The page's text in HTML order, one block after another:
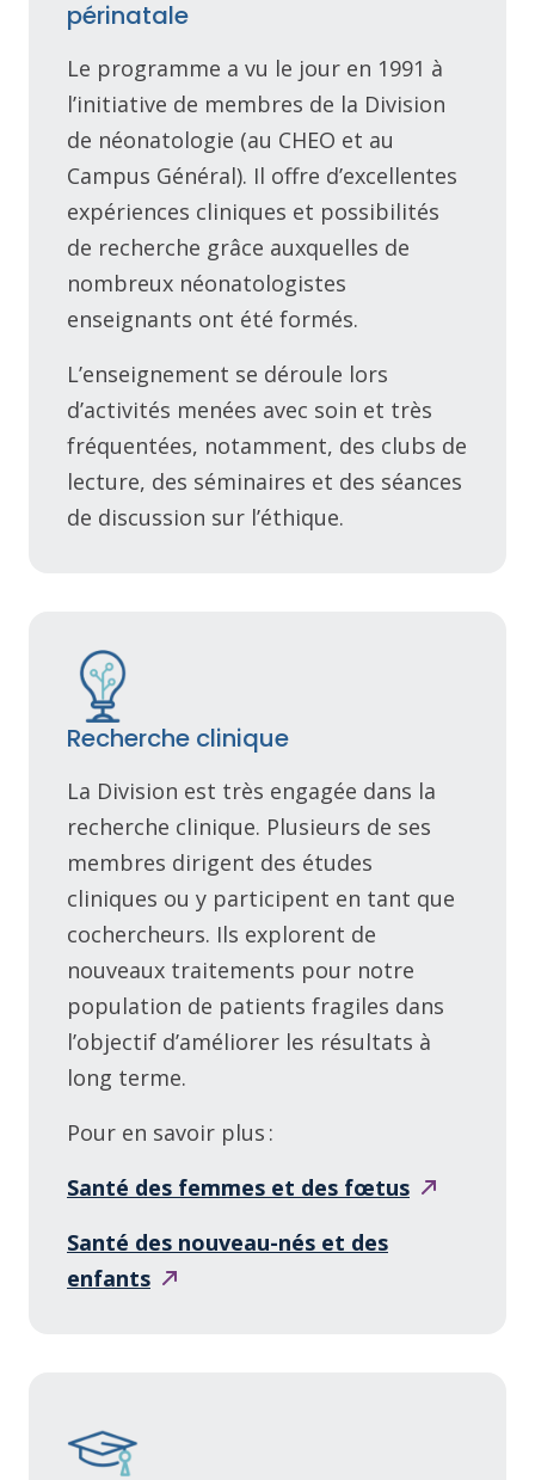
périnatale
Le programme a vu le jour en 1991 à
l’initiative de membres de la Division
de néonatologie (au CHEO et au
Campus Général). Il offre d’excellentes
expériences cliniques et possibilités
de recherche grâce auxquelles de
nombreux néonatologistes
enseignants ont été formés.
L’enseignement se déroule lors
d’activités menées avec soin et très
fréquentées, notamment, des clubs de
lecture, des séminaires et des séances
de discussion sur l’éthique.
Recherche clinique
La Division est très engagée dans la
recherche clinique. Plusieurs de ses
membres dirigent des études
cliniques ou y participent en tant que
cochercheurs. Ils explorent de
nouveaux traitements pour notre
population de patients fragiles dans
l’objectif d’améliorer les résultats à
long terme.
Pour en savoir plus :
Santé des femmes et des fœtus
Santé des nouveau-nés et des
enfants